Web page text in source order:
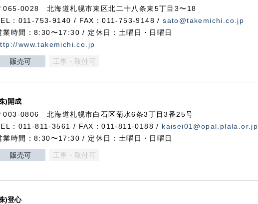
065-0028 北海道札幌市東区北二十八条東5丁目3〜18
：011-753-9140 / FAX：011-753-9148 /sato@takemichi.co.jp
業時間：8:30〜17:30 / 定休日：土曜日・日曜日
www.takemichi.co.jp
販売可 工事・取付可
)開成
003-0806 北海道札幌市白石区菊水6条3丁目3番25号
：011-811-3561 / FAX：011-811-0188 / kaisei01@opal.plala.or.jp
業時間：8:30〜17:30 / 定休日：土曜日・日曜日
販売可 工事・取付可
)登心